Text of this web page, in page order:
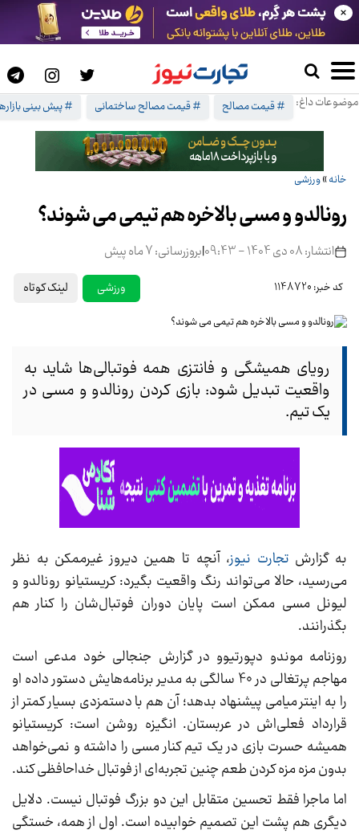
موضوعات داغ: # قیمت مصالح # قیمت مصالح ساختمانی # پیش بینی
×
خانه»ورزشی
رونالدو و مسی بالاخره هم تیمی می شوند؟
انتشار: 08 دی 1404 - 09:43 |بروزرسانی: 7 ماه پیش
کد خبر: 1148720 ورزشی لینک کوتاه
رویای همیشگی و فانتزی همه فوتبالی‌ها شاید به
واقعیت تبدیل شود: بازی کردن رونالدو و مسی در
یک تیم.
به گزارش تجارت نیوز، آنچه تا همین دیروز غیرممکن به نظر
می‌رسید، حالا می‌تواند رنگ واقعیت بگیرد: کریستیانو رونالدو و
لیونل مسی ممکن است پایان دوران فوتبال‌شان را کنار هم
بگذرانند.
روزنامه موندو دپورتیوو در گزارش جنجالی خود مدعی است
مهاجم پرتغالی در 40 سالگی به مدیر برنامه‌هایش دستور داده او
را به اینتر میامی پیشنهاد بدهد؛ آن هم با دستمزدی بسیار کمتر از
قرارداد فعلی‌اش در عربستان. انگیزه روشن است: کریستیانو
همیشه حسرت بازی در یک تیم کنار مسی را داشته و نمی‌خواهد
بدون مزه مزه کردن طعم چنین تجربه‌ای از فوتبال خداحافظی کند.
اما ماجرا فقط تحسین متقابل این دو بزرگ فوتبال نیست. دلایل
دیگری هم پشت این تصمیم خوابیده است. اول از همه، خستگی